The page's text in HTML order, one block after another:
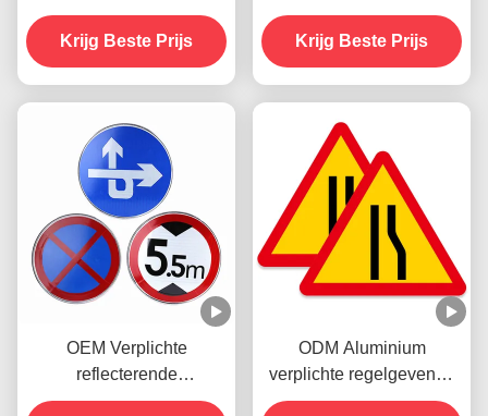
verkeersborden Stop voor
straatweg
Krijg Beste Prijs
verkeer
hoofdwegbordsymbolen
Krijg Beste Prijs
OEM Verplichte
reflecterende
verkeersborden
ODM Aluminium
verplichte regelgevende
wegborden voor